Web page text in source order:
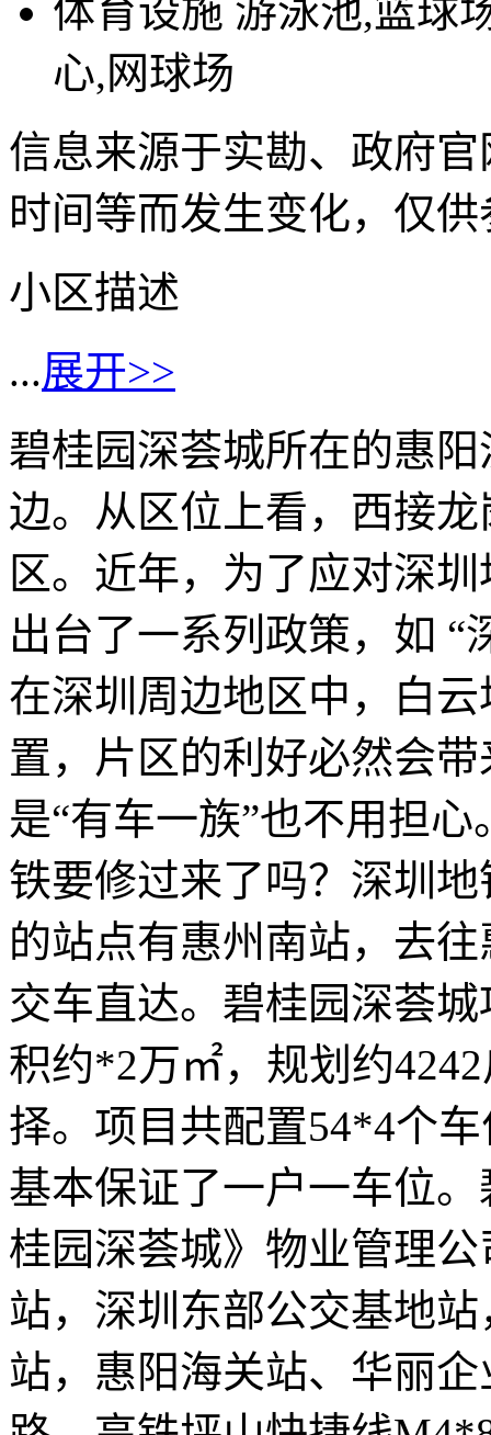
体育设施 游泳池,篮球
心,网球场
信息来源于实勘、政府
时间等而发生变化，仅
小区描述
...展开>>
碧桂园深荟城所在的惠
边。从区位上看，西接
区。近年，为了应对深
出台了一系列政策，如 “
在深圳周边地区中，白
置，片区的利好必然会
是“有车一族”也不用担
铁要修过来了吗？深圳
的站点有惠州南站，去
交车直达。碧桂园深荟
积约*2万㎡，规划约
择。项目共配置54*4个
基本保证了一户一车位
桂园深荟城》物业管理
站，深圳东部公交基地
站，惠阳海关站、华丽